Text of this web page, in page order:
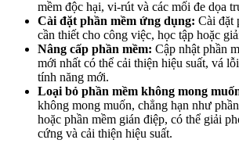
mềm độc hại, vi-rút và các mối đe dọa
Cài đặt phần mềm ứng dụng: Cài đặt
cần thiết cho công việc, học tập hoặc
Nâng cấp phần mềm: Cập nhật phần
mới nhất có thể cải thiện hiệu suất, vá
tính năng mới.
Loại bỏ phần mềm không mong
không mong muốn, chẳng hạn như
hoặc phần mềm gián điệp, có thể giải
cứng và cải thiện hiệu suất.